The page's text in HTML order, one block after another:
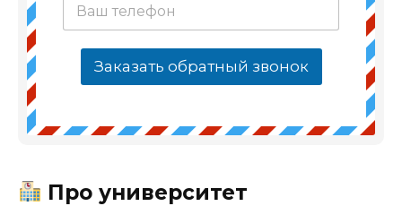
Заказать обратный звонок
Про университет